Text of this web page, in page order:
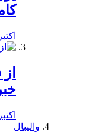
اکتبر 12, 2019
اکتبر 12, 2019
والیبال